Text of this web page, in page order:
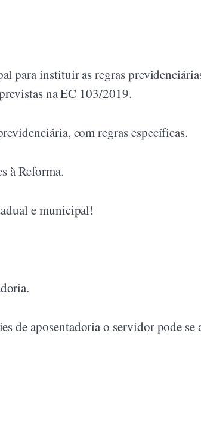
instituir as regras
na EC 103/2019.
com regras específicas.
à Reforma.
e municipal!
de aposentadoria o servidor pode se